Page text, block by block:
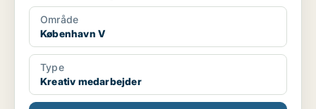
Område
København V
Type
Kreativ medarbejder